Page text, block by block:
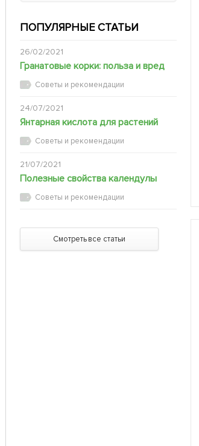
ПОПУЛЯРНЫЕ СТАТЬИ
26/02/2021
Гранатовые корки: польза и вред
Советы и рекомендации
24/07/2021
Янтарная кислота для растений
Советы и рекомендации
21/07/2021
Полезные свойства календулы
Советы и рекомендации
Смотреть все статьи